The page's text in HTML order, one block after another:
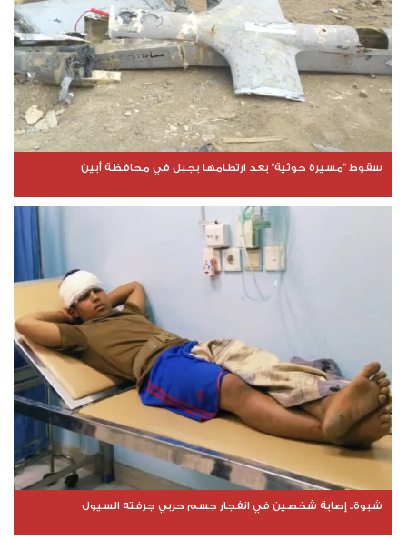
سقوط "مسيرة حوثية" بعد ارتطامها بجبل في محافظة أبين
شبوة.. إصابة شخصين في انفجار جسم حربي جرفته السيول